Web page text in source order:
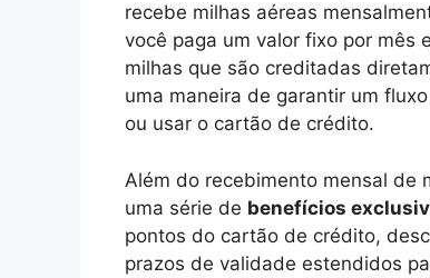
recebe milhas aéreas
você paga um valor fixo por mês
milhas que são creditadas
uma maneira de garantir um
ou usar o cartão de crédito.
Além do recebimento mensal de
uma série de benefícios
pontos do cartão de crédito,
prazos de validade estendidos